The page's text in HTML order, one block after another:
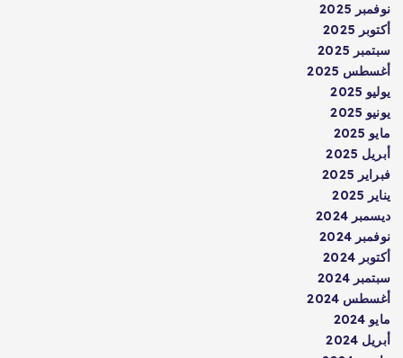
نوفمبر 2025
أكتوبر 2025
سبتمبر 2025
أغسطس 2025
يوليو 2025
يونيو 2025
مايو 2025
أبريل 2025
فبراير 2025
يناير 2025
ديسمبر 2024
نوفمبر 2024
أكتوبر 2024
سبتمبر 2024
أغسطس 2024
مايو 2024
أبريل 2024